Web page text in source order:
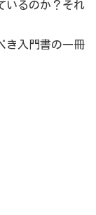
いるのか？それ
き入門書の一冊